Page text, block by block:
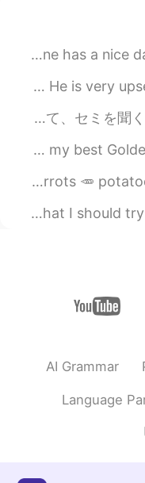
of my
茶碗蒸し大
わぁ、羨ましいで
2021.01.27 09:42
おお！
2021.01.27 09:42
its 2 am and i am eventually going
Before and After😂😂💕💕 I took
今日やっとセミを見つけました！🤩🦗🎶初めて聞きました！思っていたよ
Golden week is over! Back to the
Making chowder at midnight ^^ for
I have a question~ Several
AI Grammar
Language